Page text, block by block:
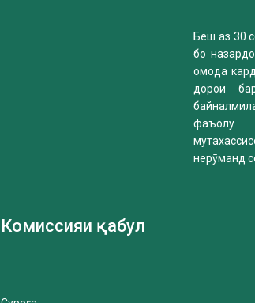
Беш аз 30
бо
омода
дорои
фаъолу
нерӯманд
Комиссияи қабул